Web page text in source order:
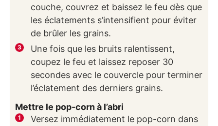
couche, couvrez et baissez le feu dès que
les éclatements s’intensifient pour éviter
de brûler les grains.
Une fois que les bruits ralentissent,
coupez le feu et laissez reposer 30
secondes avec le couvercle pour terminer
l’éclatement des derniers grains.
Mettre le pop-corn à l’abri
Versez immédiatement le pop-corn dans